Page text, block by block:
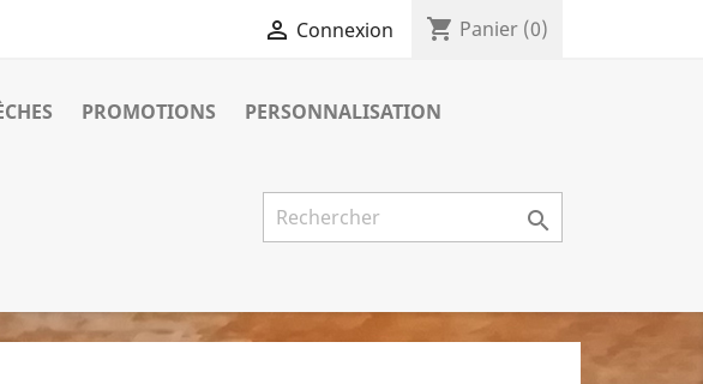
 Connexion shopping_cart Panier (0)
PROMOTIONS
PERSONNALISATION
